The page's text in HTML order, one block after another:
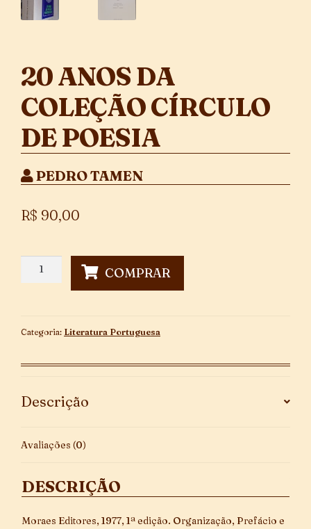
20 ANOS DA
COLEÇÃO CÍRCULO
DE POESIA
PEDRO TAMEN
R$ 90,00
de
quantidade
COMPRAR
Categoria: Literatura Portuguesa
Descrição
Avaliações (0)
DESCRIÇÃO
Moraes Editores, 1977, 1ª edição. Organização, Prefácio e